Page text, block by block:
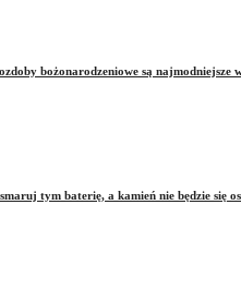
bożonarodzeniowe są najmodniejsze
tym baterię, a kamień nie będzie się